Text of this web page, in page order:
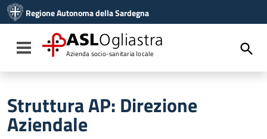
Vai al menu di navigazione
Vai al footer
Regione Autonoma della Sardegna
Toggle navigation
ASLOgliastra
Azienda socio-sanitaria locale
Struttura AP: Direzione
Aziendale